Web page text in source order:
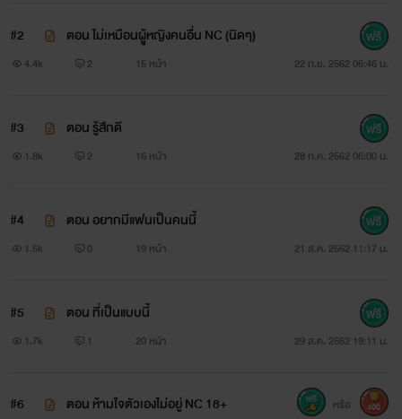
#2 ตอน ไม่เหมือนผูู้หญิงคนอื่น NC (นิดๆ)
4.4k 2 15 หน้า 22 ก.ย. 2562 06:46 น.
#3 ตอน รู้สึกดี
1.8k 2 16 หน้า 28 ก.ค. 2562 06:00 น.
#4 ตอน อยากมีแฟนเป็นคนนี้
1.5k 0 19 หน้า 21 ส.ค. 2562 11:17 น.
#5 ตอน ที่เป็นแบบนี้
1.7k 1 20 หน้า 29 ส.ค. 2562 19:11 น.
#6 ตอน ห้ามใจตัวเองไม่อยู่ NC 18+ หรือ 400